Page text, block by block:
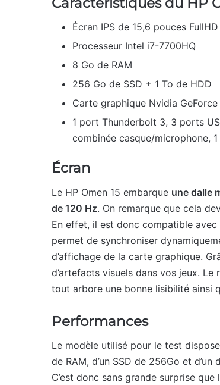
Écran IPS de 15,6 pouces
Processeur Intel i7-7700HQ
8 Go de RAM
256 Go de SSD + 1 To de HDD
Carte graphique Nvidia GeForce
1 port Thunderbolt 3, 3 ports
combinée casque/microphone,
Écran
Le HP Omen 15 embarque une dalle
de 120 Hz. On remarque que cela
En effet, il est donc compatible
permet de synchroniser
d’affichage de la carte graphique.
d’artefacts visuels dans vos jeux.
tout arbore une bonne lisibilité ainsi
Performances
Le modèle utilisé pour le test
de RAM, d’un SSD de 256Go et
C’est donc sans grande surprise